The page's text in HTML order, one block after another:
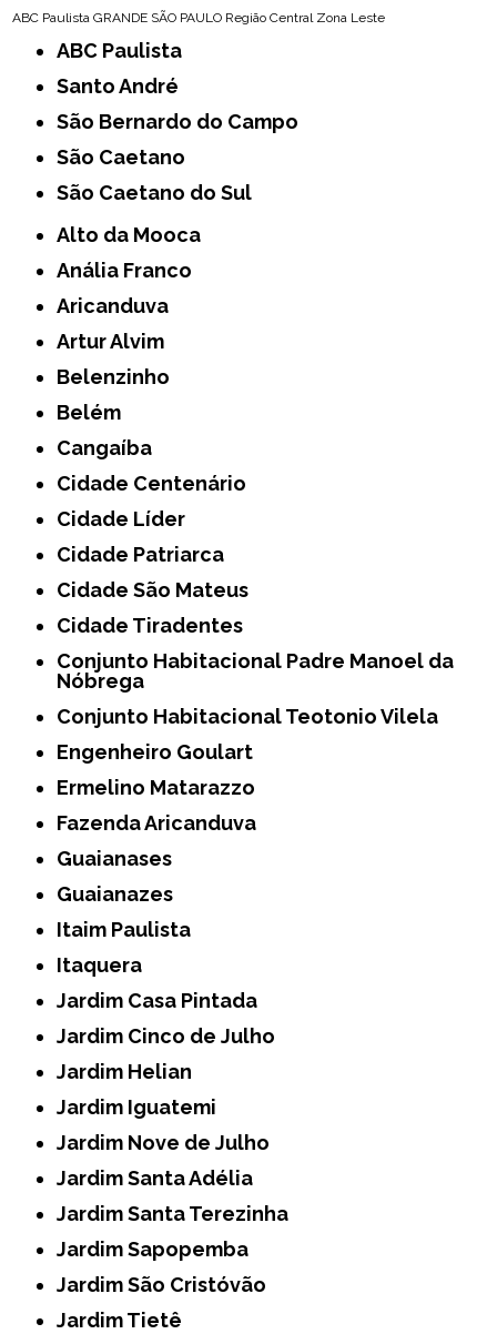
ABC Paulista GRANDE SÃO PAULO Região Central Zona Leste
ABC Paulista
Santo André
São Bernardo do Campo
São Caetano
São Caetano do Sul
Alto da Mooca
Anália Franco
Aricanduva
Artur Alvim
Belenzinho
Belém
Cangaíba
Cidade Centenário
Cidade Líder
Cidade Patriarca
Cidade São Mateus
Cidade Tiradentes
Conjunto Habitacional Padre Manoel da
Nóbrega
Conjunto Habitacional Teotonio Vilela
Engenheiro Goulart
Ermelino Matarazzo
Fazenda Aricanduva
Guaianases
Guaianazes
Itaim Paulista
Itaquera
Jardim Casa Pintada
Jardim Cinco de Julho
Jardim Helian
Jardim Iguatemi
Jardim Nove de Julho
Jardim Santa Adélia
Jardim Santa Terezinha
Jardim Sapopemba
Jardim São Cristóvão
Jardim Tietê